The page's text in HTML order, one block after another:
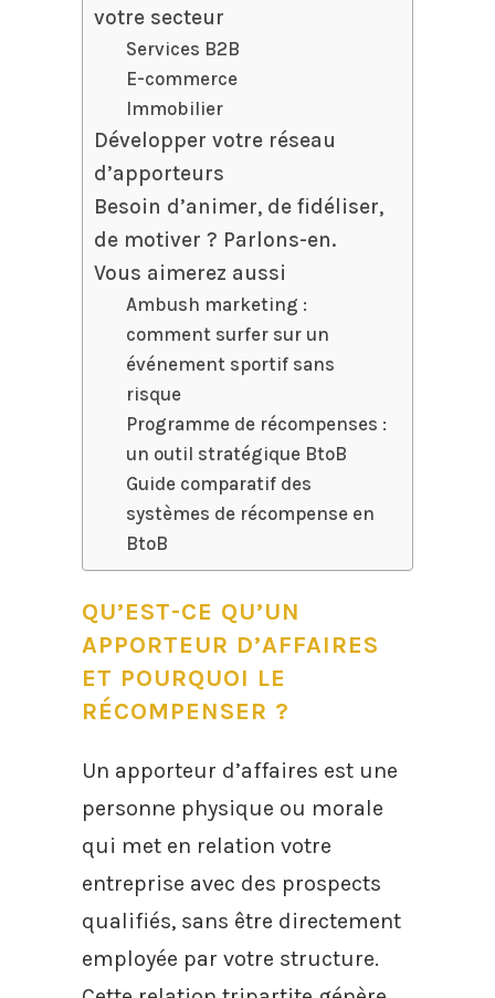
votre secteur
Services B2B
E-commerce
Immobilier
Développer votre réseau
d’apporteurs
Besoin d’animer, de fidéliser,
de motiver ? Parlons-en.
Vous aimerez aussi
Ambush marketing :
comment surfer sur un
événement sportif sans
risque
Programme de récompenses :
un outil stratégique BtoB
Guide comparatif des
systèmes de récompense en
BtoB
QU’EST-CE QU’UN
APPORTEUR D’AFFAIRES
ET POURQUOI LE
RÉCOMPENSER ?
Un apporteur d’affaires est une
personne physique ou morale
qui met en relation votre
entreprise avec des prospects
qualifiés, sans être directement
employée par votre structure.